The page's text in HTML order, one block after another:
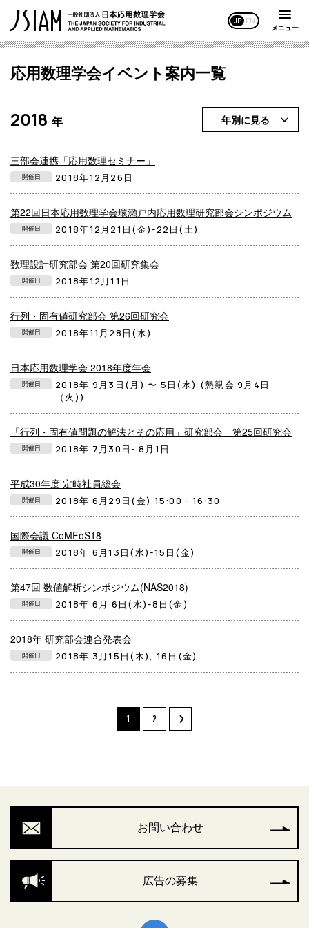
JP EN
メニュー
応用数理学会イベント案内一覧
2018 年 年別に見る
三部会連携「応用数理セミナー」
開催日 2018年12月26日
第22回日本応用数理学会環瀬戸内応用数理研究部会シンポジウム
開催日 2018年12月21日(金)-22日(土)
数理設計研究部会 第20回研究集会
開催日 2018年12月11日
行列・固有値研究部会 第26回研究会
開催日 2018年11月28日(水)
日本応用数理学会 2018年度年会
開催日
2018年 9月3日(月) 〜 5日(水) (懇親会 9月4日
（火))
「行列・固有値問題の解法とその応用」研究部会 第25回研究会
開催日 2018年 7月30日- 8月1日
平成30年度 定時社員総会
開催日 2018年 6月29日(金) 15:00 - 16:30
国際会議 CoMFoS18
開催日 2018年 6月13日(水)-15日(金)
第47回 数値解析シンポジウム(NAS2018)
開催日 2018年 6月 6日(水)-8日(金)
2018年 研究部会連合発表会
開催日 2018年 3月15日(木), 16日(金)
1 2
お問い合わせ
広告の募集